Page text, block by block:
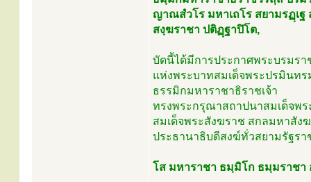
ญาณสํวโร มหาเถโร สยามรฏฺเ
สงฺฆราชา ปติฏฺฐาปิโต,
บัดนี้ได้มีการประกาศพระบรมรา
แห่งพระบาทสมเด็จพระปรมินท
ธรรมิกมหาราชาธิราชเจ้า
ทรงพระกรุณาสถาปนาสมเด็จพ
สมเด็จพระสังฆราช สกลมหาสัง
ประธานาธิบดีสงฆ์ทั่วสยามรัฐร
โส มหาราชา ธมฺมิโก ธมฺมราช